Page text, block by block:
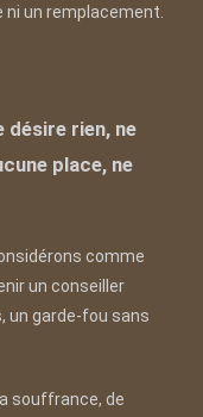
ni un remplacement.
désire rien, ne
place, ne
comme
un conseiller
un garde-fou sans
souffrance, de